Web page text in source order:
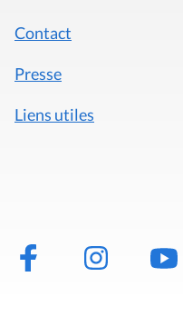
Contact
Presse
Liens utiles